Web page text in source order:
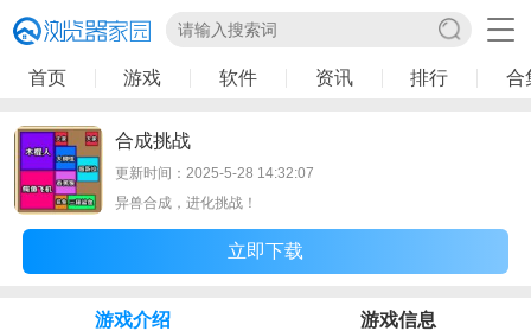
首页 游戏 软件 资讯 排行 合
合成挑战
更新时间：2025-5-28 14:32:07
异兽合成，进化挑战！
立即下载
游戏介绍 游戏信息